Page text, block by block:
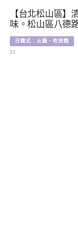
【台北松山區】
味。松山區八德
日韓式：火鍋、吃到飽
22